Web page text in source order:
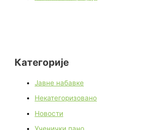
Категорије
Јавне набавке
Некатегоризовано
Новости